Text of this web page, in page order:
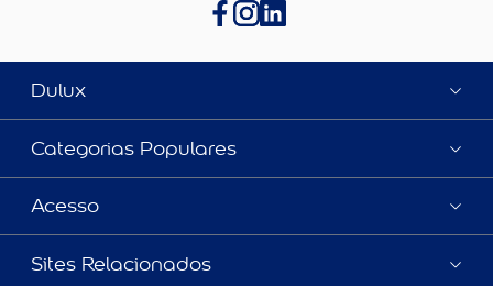
Dulux
Categorias Populares
Acesso
Sites Relacionados